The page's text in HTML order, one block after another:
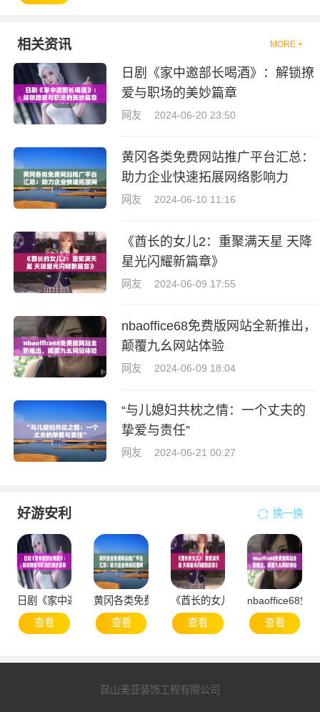
相关资讯 MORE +
日剧《家中邀部长喝酒》：解锁撩
爱与职场的美妙篇章
网友 2024-06-20 23:50
黄冈各类免费网站推广平台汇总：
助力企业快速拓展网络影响力
网友 2024-06-10 11:16
《酋长的女儿2：重聚满天星 天降
星光闪耀新篇章》
网友 2024-06-09 17:55
nbaoffice68免费版网站全新推出，
颠覆九幺网站体验
网友 2024-06-09 18:04
“与儿媳妇共枕之情：一个丈夫的
挚爱与责任”
网友 2024-06-21 00:27
好游安利 换一换
日剧《家中邀部长喝酒》：解锁撩爱与职场的美妙篇章
查看
黄冈各类免费网站推广平台汇总：助力企业快速拓
查看
《酋长的女儿2：重聚满天星 天
查看
nbaoffice68免
查看
昆山美亚装饰工程有限公司